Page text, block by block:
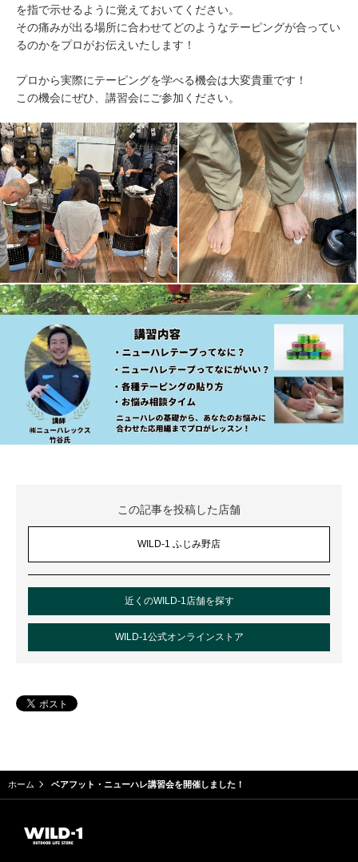
を指で示せるように覚えておいてください。
その痛みが出る場所に合わせてどのようなテーピングが合ってい
るのかをプロがお伝えいたします！
プロから実際にテーピングを学べる機会は大変貴重です！
この機会にぜひ、講習会にご参加ください。
この記事を投稿した店舗
WILD-1 ふじみ野店
近くのWILD-1店舗を探す
WILD-1公式オンラインストア
ホーム ベアフット・ニューハレ講習会を開催しました！